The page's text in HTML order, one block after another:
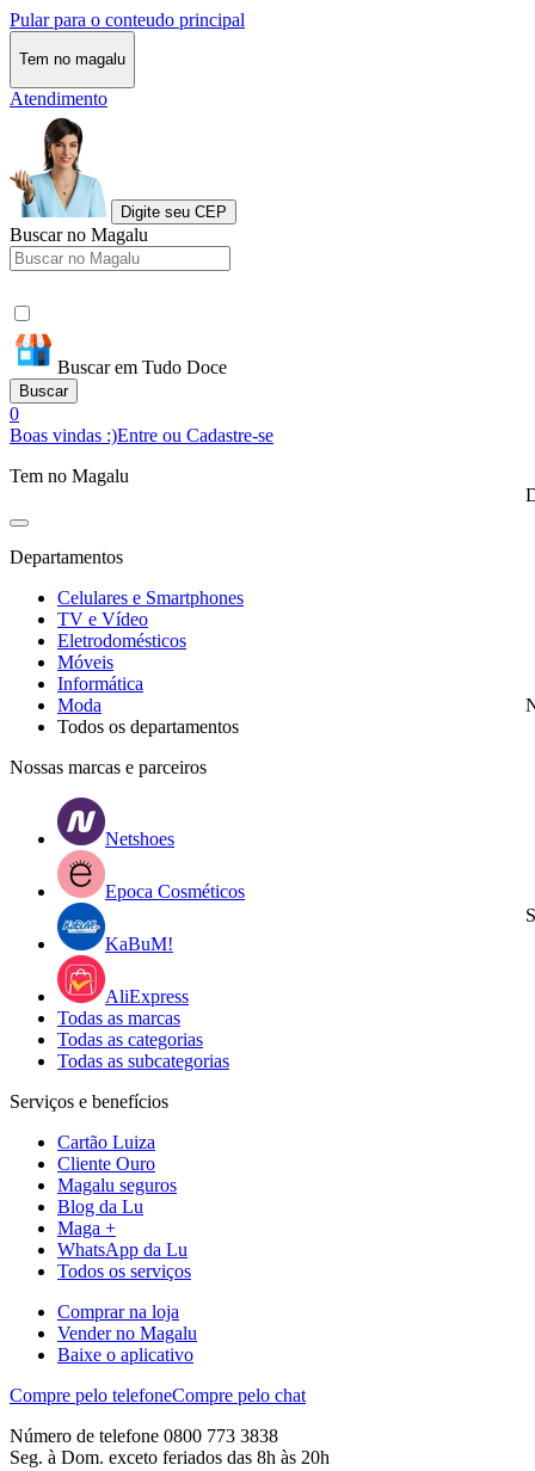
Pular para o conteudo principal
Tem no magalu
Atendimento
Digite seu CEP
Buscar no Magalu
Buscar em Tudo Doce
Buscar
0
Boas vindas :)Entre ou Cadastre-se
Tem no Magalu
Departamentos
Celulares e Smartphones
TV e Vídeo
Eletrodomésticos
Móveis
Informática
Moda
Todos os departamentos
Nossas marcas e parceiros
Netshoes
Epoca Cosméticos
KaBuM!
AliExpress
Todas as marcas
Todas as categorias
Todas as subcategorias
Serviços e benefícios
Cartão Luiza
Cliente Ouro
Magalu seguros
Blog da Lu
Maga +
WhatsApp da Lu
Todos os serviços
Comprar na loja
Vender no Magalu
Baixe o aplicativo
Compre pelo telefoneCompre pelo chat
Número de telefone 0800 773 3838
Seg. à Dom. exceto feriados das 8h às 20h